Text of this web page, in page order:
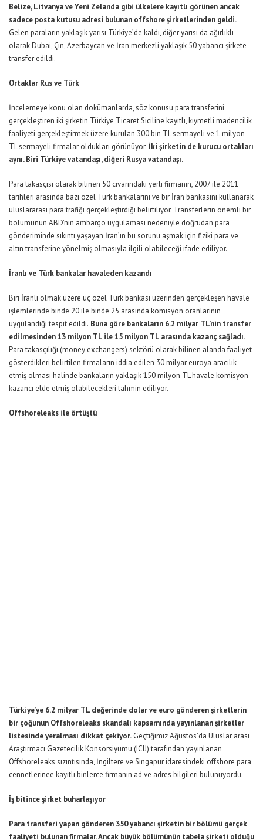
Belize, Litvanya ve Yeni Zelanda gibi ülkelere kayıtlı görünen ancak
sadece posta kutusu adresi bulunan offshore şirketlerinden geldi.
Gelen paraların yaklaşık yarısı Türkiye’de kaldı, diğer yarısı da ağırlıklı
olarak Dubai, Çin, Azerbaycan ve İran merkezli yaklaşık 50 yabancı şirkete
transfer edildi.
Ortaklar Rus ve Türk
İncelemeye konu olan dokümanlarda, söz konusu para transferini
gerçekleştiren iki şirketin Türkiye Ticaret Siciline kayıtlı, kıymetli madencilik
faaliyeti gerçekleştirmek üzere kurulan 300 bin TL sermayeli ve 1 milyon
TL sermayeli firmalar oldukları görünüyor. İki şirketin de kurucu ortakları
aynı. Biri Türkiye vatandaşı, diğeri Rusya vatandaşı.
Para takasçısı olarak bilinen 50 civarındaki yerli firmanın, 2007 ile 2011
tarihleri arasında bazı özel Türk bankalarını ve bir İran bankasını kullanarak
uluslararası para trafiği gerçekleştirdiği belirtiliyor. Transferlerin önemli bir
bölümünün ABD’nin ambargo uygulaması nedeniyle doğrudan para
gönderiminde sıkıntı yaşayan İran’ın bu sorunu aşmak için fiziki para ve
altın transferine yönelmiş olmasıyla ilgili olabileceği ifade ediliyor.
İranlı ve Türk bankalar havaleden kazandı
Biri İranlı olmak üzere üç özel Türk bankası üzerinden gerçekleşen havale
işlemlerinde binde 20 ile binde 25 arasında komisyon oranlarının
uygulandığı tespit edildi. Buna göre bankaların 6.2 milyar TL’nin transfer
edilmesinden 13 milyon TL ile 15 milyon TL arasında kazanç sağladı.
Para takasçılığı (money exchangers) sektörü olarak bilinen alanda faaliyet
gösterdikleri belirtilen firmaların iddia edilen 30 milyar euroya aracılık
etmiş olması halinde bankaların yaklaşık 150 milyon TL havale komisyon
kazancı elde etmiş olabilecekleri tahmin ediliyor.
Offshoreleaks ile örtüştü
Türkiye’ye 6.2 milyar TL değerinde dolar ve euro gönderen şirketlerin
bir çoğunun Offshoreleaks skandalı kapsamında yayınlanan şirketler
listesinde yeralması dikkat çekiyor. Geçtiğimiz Ağustos’da Uluslar arası
Araştırmacı Gazetecilik Konsorsiyumu (ICIJ) tarafından yayınlanan
Offshoreleaks sızıntısında, İngiltere ve Singapur idaresindeki offshore para
cennetlerinee kayıtlı binlerce firmanın ad ve adres bilgileri bulunuyordu.
İş bitince şirket buharlaşıyor
Para transferi yapan gönderen 350 yabancı şirketin bir bölümü gerçek
faaliyeti bulunan firmalar. Ancak büyük bölümünün tabela şirketi olduğu